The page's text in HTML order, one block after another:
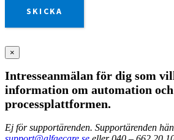
SKICKA
×
Intresseanmälan för dig som
information om automation och
processplattformen.
Ej för supportärenden. Supportärenden